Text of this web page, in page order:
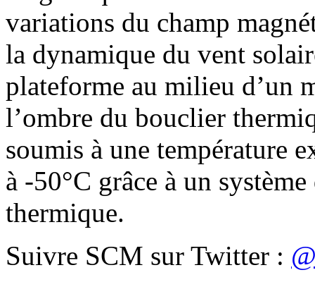
variations du champ
la dynamique du vent
plateforme au milieu d’un
l’ombre du bouclier
soumis à une température
à -50°C grâce à un
thermique.
Suivre SCM sur Twitter :